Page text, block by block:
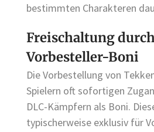
bestimmten Charakteren
Freischaltung
Vorbesteller-Boni
Die Vorbestellung von
Spielern oft sofortigen
DLC-Kämpfern als Boni.
typischerweise exklusiv für